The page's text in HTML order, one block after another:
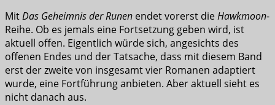
MitDas Geheimnis der Runen endet vorerst dieHawkmoon-
Reihe. Ob es jemals eine Fortsetzung geben wird, ist
aktuell offen. Eigentlich würde sich, angesichts des
offenen Endes und der Tatsache, dass mit diesem Band
erst der zweite von insgesamt vier Romanen adaptiert
wurde, eine Fortführung anbieten. Aber aktuell sieht es
nicht danach aus.